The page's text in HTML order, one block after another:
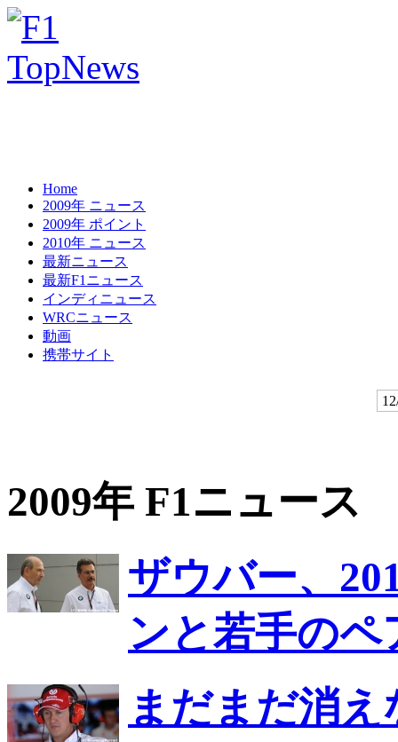
Home
2009年 ニュース
2009年 ポイント
2010年 ニュース
最新ニュース
最新F1ニュース
インディニュース
WRCニュース
動画
携帯サイト
2009年 F1ニュース
ザウバー、
ンと若手のペ
まだまだ消